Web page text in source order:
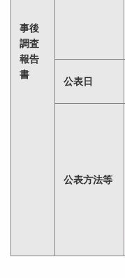
事後
調査
報告
書
公表日
公表方法等